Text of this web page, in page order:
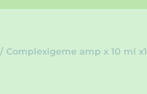
/ Complexigeme amp x 10 ml x1